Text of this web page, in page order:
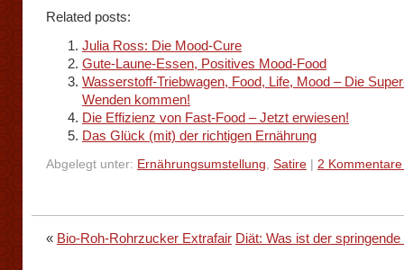
Related posts:
Julia Ross: Die Mood-Cure
Gute-Laune-Essen, Positives Mood-Food
Wasserstoff-Triebwagen, Food, Life, Mood – Die
Wenden kommen!
Die Effizienz von Fast-Food – Jetzt erwiesen!
Das Glück (mit) der richtigen Ernährung
Abgelegt unter: Ernährungsumstellung, Satire 2
« Bio-Roh-Rohrzucker Extrafair Diät: Was ist der